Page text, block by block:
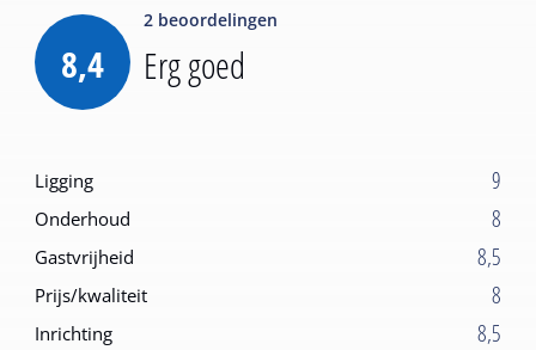
8,4
2 beoordelingen
Erg goed
Ligging 9
Onderhoud 8
Gastvrijheid 8,5
Prijs/kwaliteit 8
Inrichting 8,5